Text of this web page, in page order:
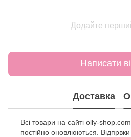
Додайте
Написати
Доставка
Всі товари на сайті olly-
постійно оновлюються.